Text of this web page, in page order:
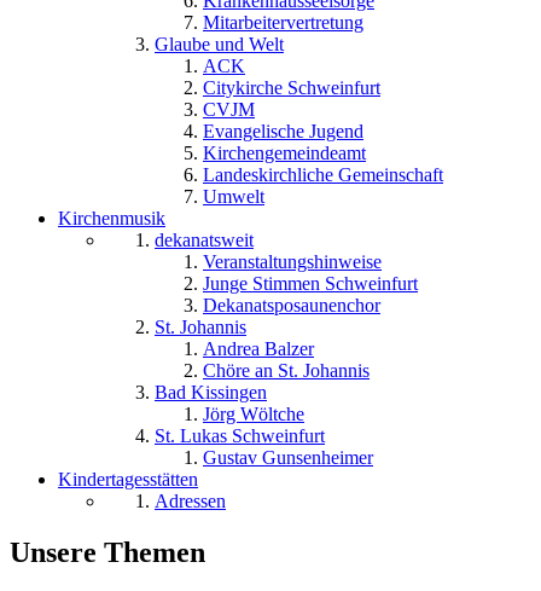
Mitarbeitervertretung
Glaube und Welt
ACK
Citykirche Schweinfurt
CVJM
Evangelische Jugend
Kirchengemeindeamt
Landeskirchliche Gemeinschaft
Umwelt
Kirchenmusik
dekanatsweit
Veranstaltungshinweise
Junge Stimmen Schweinfurt
Dekanatsposaunenchor
St. Johannis
Andrea Balzer
Chöre an St. Johannis
Bad Kissingen
Jörg Wöltche
St. Lukas Schweinfurt
Gustav Gunsenheimer
Kindertagesstätten
Adressen
Unsere Themen